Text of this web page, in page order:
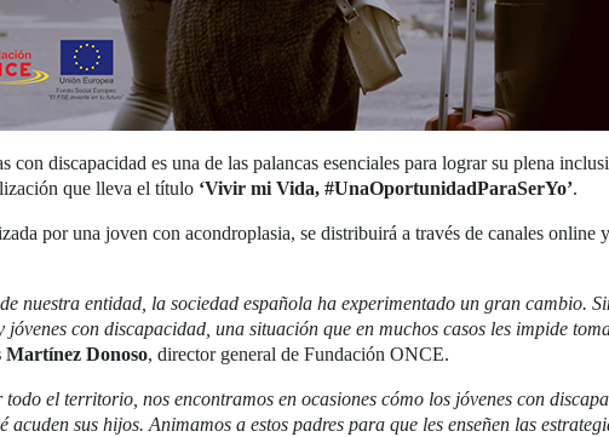
discapacidad es una de las palancas esenciales para lograr su plena
que lleva el título ‘Vivir mi Vida, #UnaOportunidadParaSerYo’.
por una joven con acondroplasia, se distribuirá a través de canales online
nuestra entidad, la sociedad española ha experimentado un gran cambio.
con discapacidad, una situación que en muchos casos les impide
Martínez Donoso, director general de Fundación ONCE.
el territorio, nos encontramos en ocasiones cómo los jóvenes con
sus hijos. Animamos a estos padres para que les enseñen las